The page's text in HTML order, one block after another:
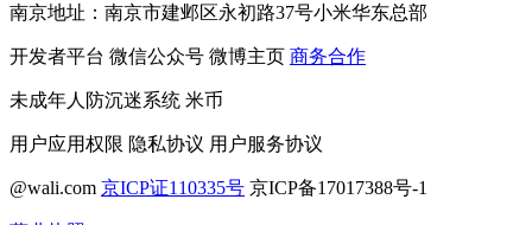
南京地址：南京市建邺区永初路37号小米华东总部
开发者平台 微信公众号 微博主页 商务合作
未成年人防沉迷系统 米币
用户应用权限 隐私协议 用户服务协议
@wali.com 京ICP证110335号 京ICP备17017388号-1